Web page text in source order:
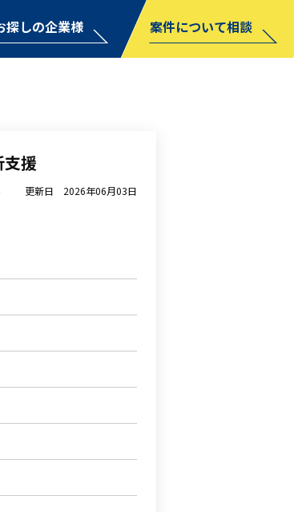
探しの企業様 案件について相談
援
更新日 2026年06月03日